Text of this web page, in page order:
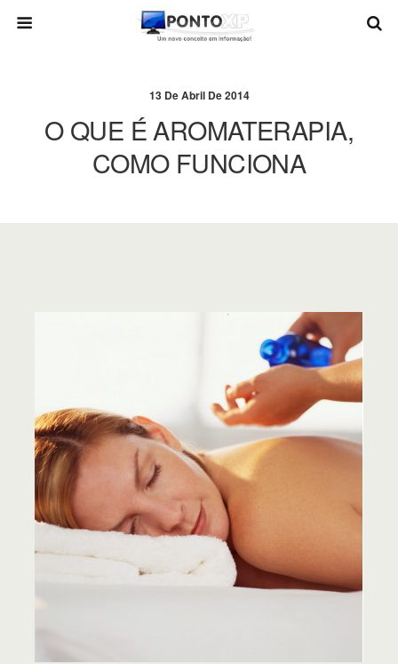
13 De Abril De 2014
O QUE É AROMATERAPIA,
COMO FUNCIONA